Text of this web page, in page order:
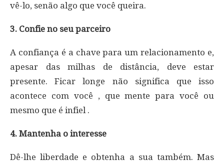
vê-lo, senão algo que você queira.
3. Confie no seu parceiro
A confiança é a chave para um relacionamento e,
apesar das milhas de distância, deve estar
presente. Ficar longe não significa que isso
acontece com você , que mente para você ou
mesmo que é infiel .
4. Mantenha o interesse
Dê-lhe liberdade e obtenha a sua também. Mas